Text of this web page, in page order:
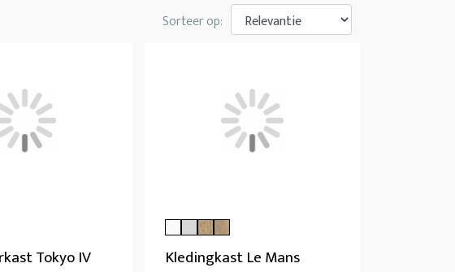
Sorteer op:
Tokyo IV Kledingkast Le Mans